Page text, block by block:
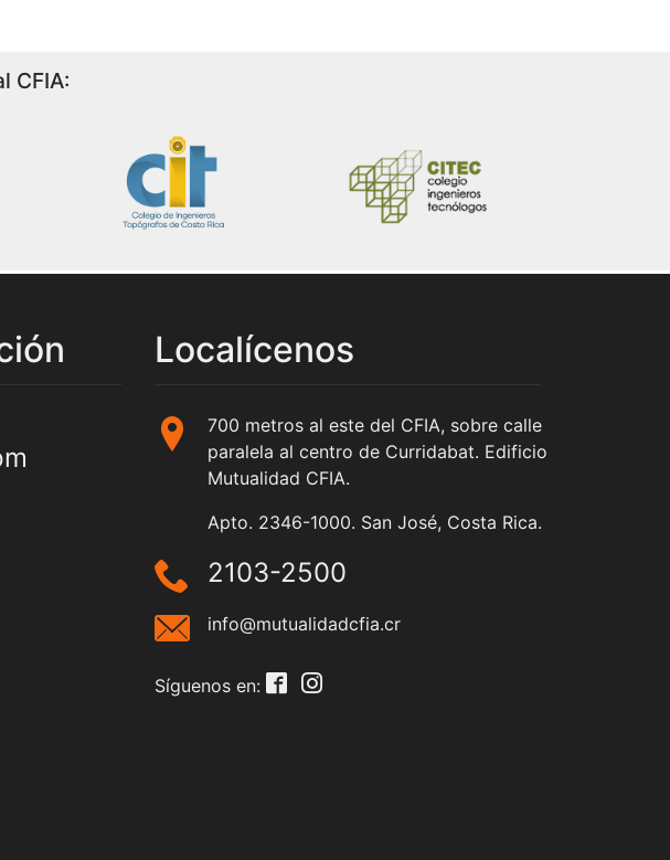
CFIA:
Localícenos
700 metros al este del CFIA, sobre calle
paralela al centro de Curridabat. Edificio
Mutualidad CFIA.
Apto. 2346-1000. San José, Costa Rica.
2103-2500
info@mutualidadcfia.cr
Síguenos en: